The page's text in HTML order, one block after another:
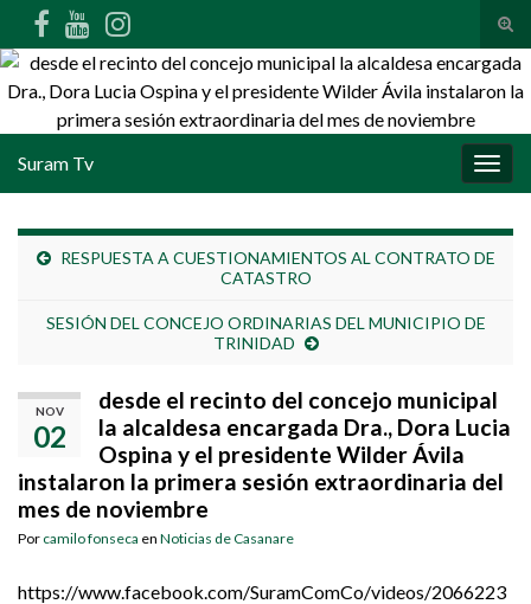
Search for:
Suram Tv
RESPUESTA A CUESTIONAMIENTOS AL CONTRATO DE
CATASTRO
SESIÓN DEL CONCEJO ORDINARIAS DEL MUNICIPIO DE
TRINIDAD
NOV
02
desde el recinto del concejo municipal
la alcaldesa encargada Dra., Dora Lucia
Ospina y el presidente Wilder Ávila
instalaron la primera sesión extraordinaria del
mes de noviembre
Por camilo fonseca en Noticias de Casanare
https://www.facebook.com/SuramComCo/videos/2066223